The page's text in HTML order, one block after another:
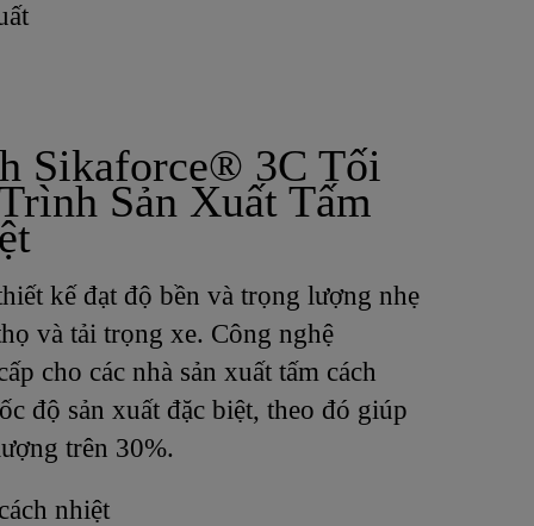
Sikaforce® 3C Tối
Sản Xuất Tấm
kế đạt độ bền và trọng lượng nhẹ
và tải trọng xe. Công nghệ
cho các nhà sản xuất tấm cách
độ sản xuất đặc biệt, theo đó giúp
trên 30%.
nhiệt